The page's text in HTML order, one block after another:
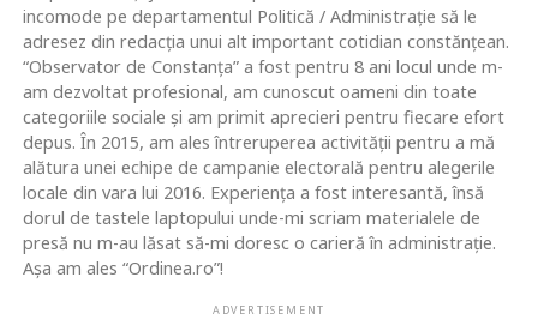
incomode pe departamentul Politică / Administrație să le
adresez din redacția unui alt important cotidian constănțean.
“Observator de Constanța” a fost pentru 8 ani locul unde m-
am dezvoltat profesional, am cunoscut oameni din toate
categoriile sociale și am primit aprecieri pentru fiecare efort
depus. În 2015, am ales întreruperea activității pentru a mă
alătura unei echipe de campanie electorală pentru alegerile
locale din vara lui 2016. Experiența a fost interesantă, însă
dorul de tastele laptopului unde-mi scriam materialele de
presă nu m-au lăsat să-mi doresc o carieră în administrație.
Așa am ales “Ordinea.ro”!
ADVERTISEMENT